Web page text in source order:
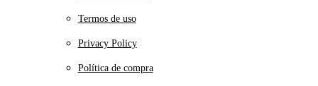
Termos de uso
Privacy Policy
Política de compra